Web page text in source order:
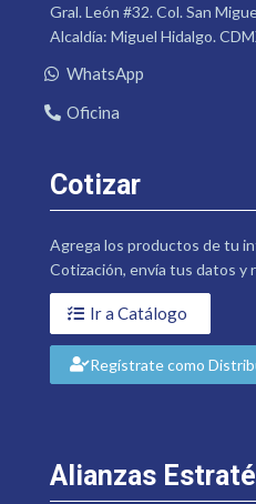
Gral. León #32. Col. San
Alcaldía: Miguel Hidalgo.
WhatsApp
Oficina
Cotizar
Agrega los productos de tu
Cotización, envía tus datos y
Ir a Catálogo
Regístrate como
Alianzas